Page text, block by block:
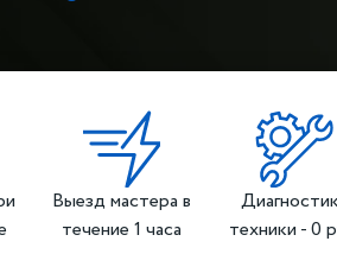
Выезд мастера в
течение 1 часа
техники - 0